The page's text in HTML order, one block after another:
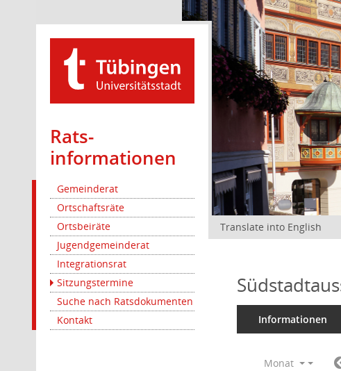
Rats­
informationen
Gemeinderat
Ortschaftsräte
Ortsbeiräte
Jugendgemeinderat
Integrationsrat
Sitzungstermine
Suche nach Ratsdokumenten
Kontakt
Translate into English
Informationen
Monat